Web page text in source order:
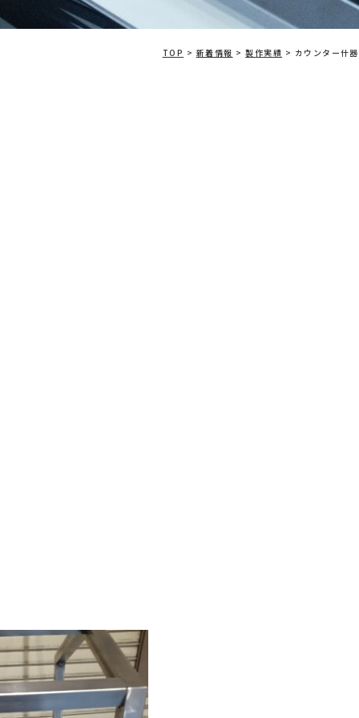
TOP > 新着情報 >製作実績 > カウンター什器